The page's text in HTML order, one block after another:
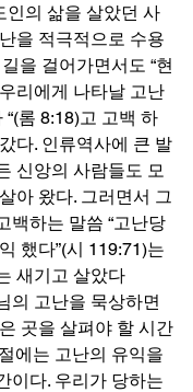
인의 삶을 살았던 사
을 적극적으로 수용
을 걸어가면서도 “현
리에게 나타날 고난
롬 8:18)고 고백 하
다. 인류역사에 큰 발
신앙의 사람들도 모
아 왔다. 그러면서 그
백하는 말씀 “고난당
했다”(시 119:71)는
새기고 살았다
의 고난을 묵상하면
곳을 살펴야 할 시간
에는 고난의 유익을
이다. 우리가 당하는